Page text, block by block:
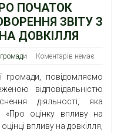
ПОЧАТОК
ЗВІТУ З
ДОВКІЛЛЯ
Коментарів немає
громади, повідомляємо
відповідальністю
діяльності, яка
«Про оцінку впливу на
впливу на довкілля,